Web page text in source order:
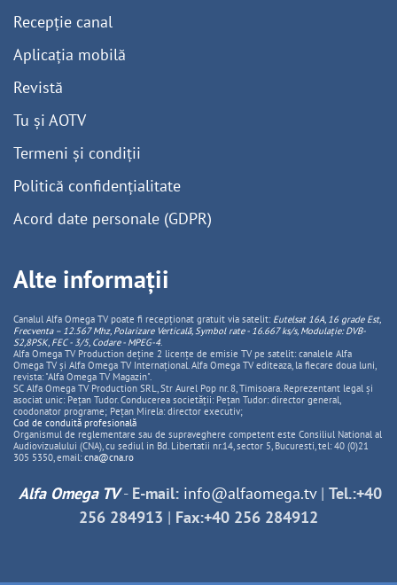
Recepție canal
Aplicația mobilă
Revistă
Tu și AOTV
Termeni și condiții
Politică confidențialitate
Acord date personale (GDPR)
Alte informații
Canalul Alfa Omega TV poate fi recepționat gratuit via satelit: Eutelsat 16A, 16 grade Est,
Frecventa – 12.567 Mhz, PolarizareVerticală, Symbol rate - 16.667 ks/s, Modulație: DVB-
S2,8PSK, FEC - 3/5, Codare - MPEG-4.
Alfa Omega TV Production deține 2 licențe de emisie TV pe satelit: canalele Alfa
Omega TV și Alfa Omega TV Internațional. Alfa Omega TV editeaza, la fiecare doua luni,
revista: "Alfa Omega TV Magazin".
SC Alfa Omega TV Production SRL, Str Aurel Pop nr. 8, Timisoara. Reprezentant legal și
asociat unic: Pețan Tudor. Conducerea societății: Pețan Tudor: director general,
coodonator programe; Pețan Mirela: director executiv;
Cod de conduită profesională
Organismul de reglementare sau de supraveghere competent este Consiliul National al
Audiovizualului (CNA), cu sediul in Bd. Libertatii nr.14, sector 5, Bucuresti, tel: 40 (0)21
305 5350, email: cna@cna.ro
Alfa Omega TV- E-mail: info@alfaomega.tv| Tel.:+40
256 284913 | Fax:+40 256 284912